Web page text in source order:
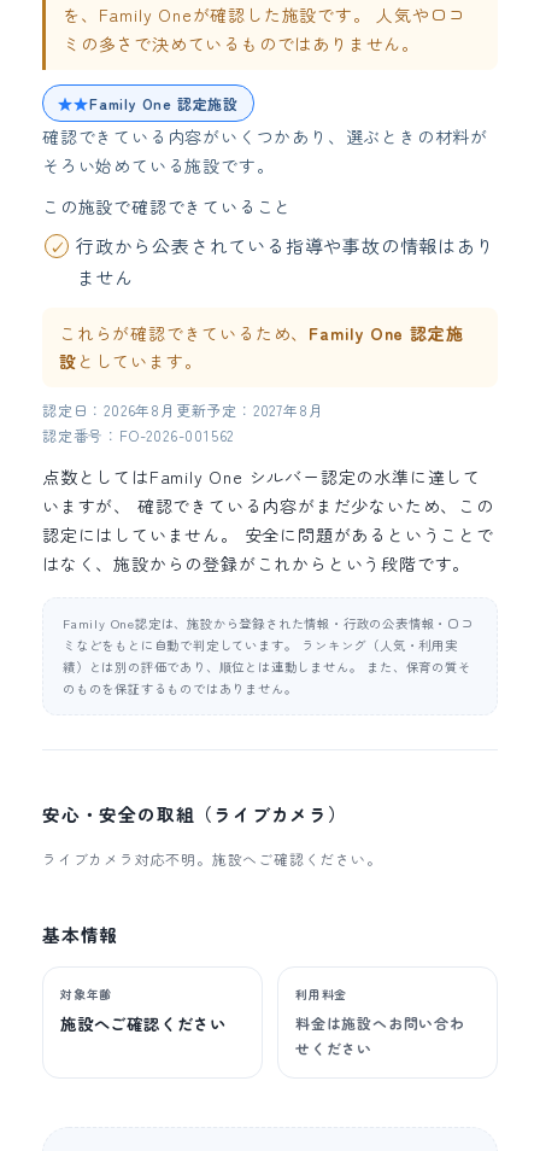
を、Family Oneが確認した施設です。 人気や口コ
ミの多さで決めているものではありません。
★★Family One 認定施設
確認できている内容がいくつかあり、選ぶときの材料が
そろい始めている施設です。
この施設で確認できていること
行政から公表されている指導や事故の情報はあり
ません
これらが確認できているため、 Family One 認定施
設 としています。
認定日：2026年8月 更新予定：2027年8月
認定番号：FO-2026-001562
点数としてはFamily One シルバー認定の水準に達して
いますが、 確認できている内容がまだ少ないため、この
認定にはしていません。 安全に問題があるということで
はなく、施設からの登録がこれからという段階です。
Family One認定は、施設から登録された情報・行政の公表情報・口コ
ミなどをもとに自動で判定しています。 ランキング（人気・利用実
績）とは別の評価であり、順位とは連動しません。 また、保育の質そ
のものを保証するものではありません。
安心・安全の取組（ライブカメラ）
ライブカメラ対応不明。施設へご確認ください。
基本情報
対象年齢
施設へご確認ください
利用料金
料金は施設へお問い合わ
せください